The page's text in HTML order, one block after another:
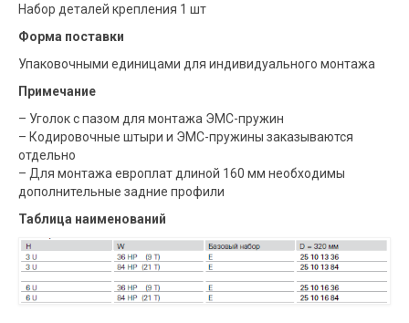
Набор деталей крепления 1 шт
Форма поставки
Упаковочными единицами для индивидуального монтажа
Примечание
– Уголок с пазом для монтажа ЭМС-пружин
– Кодировочные штыри и ЭМС-пружины заказываются
отдельно
– Для монтажа европлат длиной 160 мм необходимы
дополнительные задние профили
Таблица наименований